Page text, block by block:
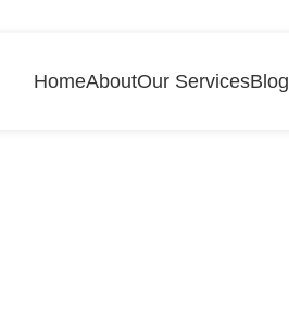
HomeAboutOur ServicesBlog